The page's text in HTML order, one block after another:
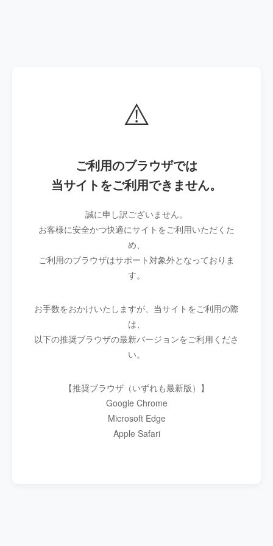
⚠️
ご利用のブラウザでは
当サイトをご利用できません。
誠に申し訳ございません。
お客様に安全かつ快適にサイトをご利用いただくた
め、
ご利用のブラウザはサポート対象外となっておりま
す。
お手数をおかけいたしますが、当サイトをご利用の際
は、
以下の推奨ブラウザの最新バージョンをご利用くださ
い。
【推奨ブラウザ（いずれも最新版）】
Google Chrome
Microsoft Edge
Apple Safari